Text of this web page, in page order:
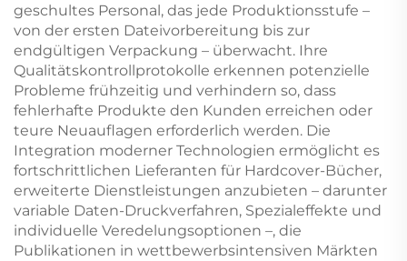
geschultes Personal, das jede Produktionsstufe –
von der ersten Dateivorbereitung bis zur
endgültigen Verpackung – überwacht. Ihre
Qualitätskontrollprotokolle erkennen potenzielle
Probleme frühzeitig und verhindern so, dass
fehlerhafte Produkte den Kunden erreichen oder
teure Neuauflagen erforderlich werden. Die
Integration moderner Technologien ermöglicht es
fortschrittlichen Lieferanten für Hardcover-Bücher,
erweiterte Dienstleistungen anzubieten – darunter
variable Daten-Druckverfahren, Spezialeffekte und
individuelle Veredelungsoptionen –, die
Publikationen in wettbewerbsintensiven Märkten